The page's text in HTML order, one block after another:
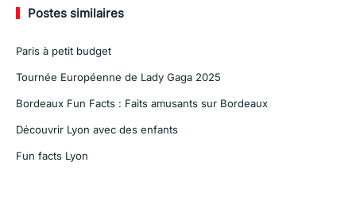
Postes similaires
Paris à petit budget
Tournée Européenne de Lady Gaga 2025
Bordeaux Fun Facts : Faits amusants sur Bordeaux
Découvrir Lyon avec des enfants
Fun facts Lyon